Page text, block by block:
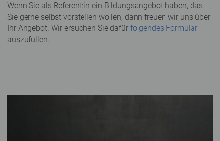
Wenn Sie als Referent:in ein Bildungsangebot haben, das
Sie gerne selbst vorstellen wollen, dann freuen wir uns über
Ihr Angebot. Wir ersuchen Sie dafür folgendes Formular
auszufüllen.